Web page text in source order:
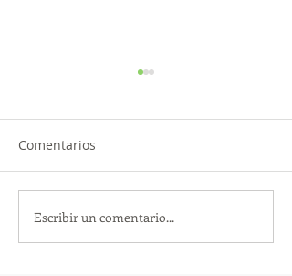
¡Acapulco y Guerrero se
Visten de Fiesta!
Comentarios
Escribir un comentario...